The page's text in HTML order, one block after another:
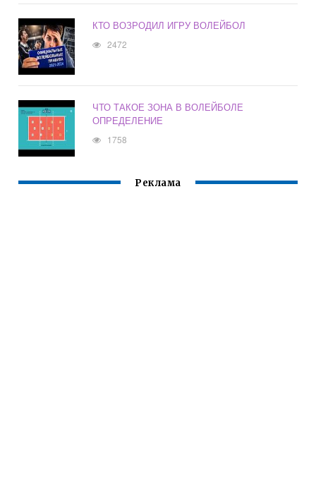
КТО ВОЗРОДИЛ ИГРУ ВОЛЕЙБОЛ
2472
ЧТО ТАКОЕ ЗОНА В ВОЛЕЙБОЛЕ
ОПРЕДЕЛЕНИЕ
1758
Реклама